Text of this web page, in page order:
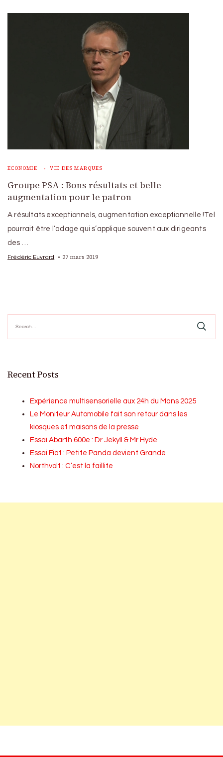
ECONOMIE VIE DES MARQUES
Groupe PSA : Bons résultats et belle
augmentation pour le patron
A résultats exceptionnels, augmentation exceptionnelle !Tel
pourrait être l’adage qui s’applique souvent aux dirigeants
des …
Frédéric Euvrard 27 mars 2019
for:
Recent Posts
Expérience multisensorielle aux 24h du Mans 2025
Le Moniteur Automobile fait son retour dans les
kiosques et maisons de la presse
Essai Abarth 600e : Dr Jekyll & Mr Hyde
Essai Fiat : Petite Panda devient Grande
Northvolt : C’est la faillite